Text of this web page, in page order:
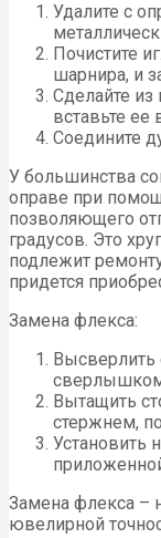
Удалите с
Почистите
шарнира, и
Сделайте
вставьте ее
Соедините
У большинства
оправе при
позволяющего
градусов. Это
подлежит
придется
Замена флекса:
Вытащить
стержнем,
Установить
Замена флекса –
ювелирной